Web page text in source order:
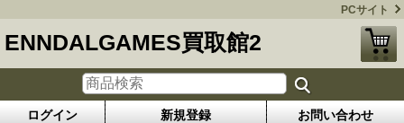
PCサイト
ENNDALGAMES買取館2
ログイン 新規登録 お問い合わせ